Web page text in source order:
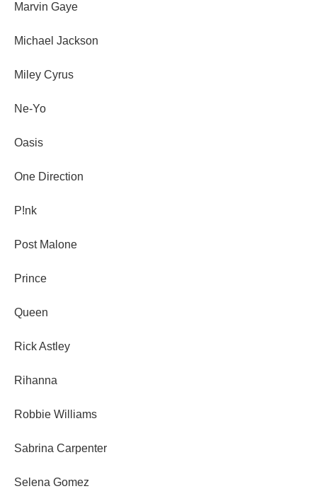
Marvin Gaye
Michael Jackson
Miley Cyrus
Ne-Yo
Oasis
One Direction
P!nk
Post Malone
Prince
Queen
Rick Astley
Rihanna
Robbie Williams
Sabrina Carpenter
Selena Gomez